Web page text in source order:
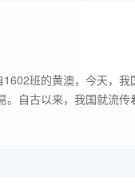
班的黄澳，今天，我
。自古以来，我国就流传